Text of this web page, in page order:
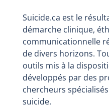
Suicide.ca est le
démarche clinique,
communicationnelle
de divers horizons.
outils mis à la
développés par des
chercheurs
suicide.